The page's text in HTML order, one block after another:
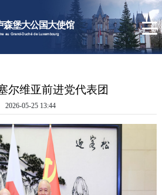
堡大公国大使馆
au Grand-Duché de Luxembourg
使馆速递
卢森堡概况
尔维亚前进党代表团
2026-05-25 13:44